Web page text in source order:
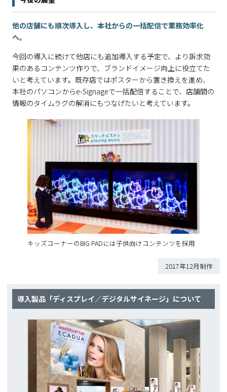
他の店舗にも順次導入し、本社からの一括配信で業務効率化
へ。
今回の導入に続けて他店にも追加導入する予定で、より訴求効
果のあるコンテンツ作りで、ブランドイメージ向上に役立てた
いと考えています。既存店ではポスターから置き換えを進め、
本社のパソコンからe-Signageで一括配信することで、店舗間の
情報のタイムラグの解消にもつなげたいと考えています。
キッズコーナーのBIG PADには子供向けコンテンツを採用
2017年12月制作
導入製品「ディスプレイ／デジタルサイネージ」について